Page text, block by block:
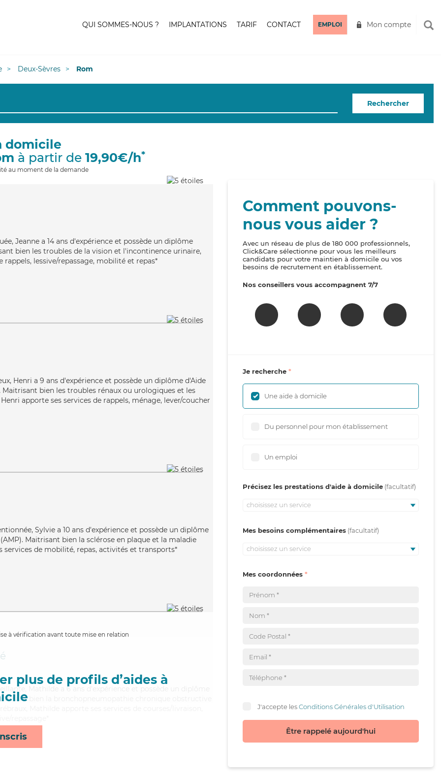
QUI SOMMES-NOUS ? IMPLANTATIONS TARIF CONTACT EMPLOI Mon compte
Deux-Sèvres Rom
Rechercher
domicile
à partir de 19,90€/h*
au moment de la demande
Jeanne a 14 ans d'expérience et possède un diplôme
bien les troubles de la vision et l'incontinence urinaire,
rappels, lessive/repassage, mobilité et repas*
Henri a 9 ans d'expérience et possède un diplôme d'Aide
bien les troubles rénaux ou urologiques et les
apporte ses services de rappels, ménage, lever/coucher
Sylvie a 10 ans d'expérience et possède un diplôme
Maitrisant bien la sclérose en plaque et la maladie
services de mobilité, repas, activités et transports*
à vérification avant toute mise en relation
plus de profils d’aides à
Mathilde a 6 ans d'expérience et possède un diplôme
bien la bronchopneumopathie chronique obstructive
Comment pouvons-
nous vous aider ?
Avec un réseau de plus de 180 000 professionnels,
Click&Care sélectionne pour vous les meilleurs
candidats pour votre maintien à domicile ou vos
besoins de recrutement en établissement.
Nos conseillers vous accompagnent 7/7
Je recherche
Une aide à domicile
Du personnel pour mon établissement
Un emploi
Précisez les prestations d'aide à domicile
choisissez un service
Mes besoins complémentaires
choisissez un service
Mes coordonnées
J'accepte lesConditions Générales d'Utilisation
Être rappelé aujourd'hui